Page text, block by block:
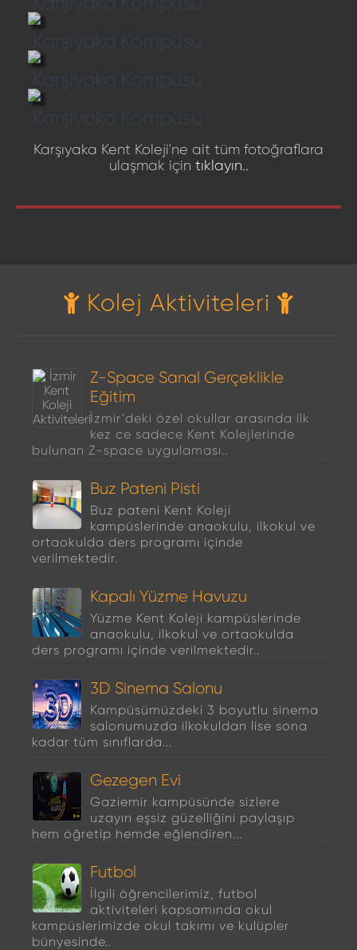
Karşıyaka Kent Koleji'ne ait tüm fotoğraflara
ulaşmak için tıklayın..
Kolej Aktiviteleri
Z-Space Sanal Gerçeklikle
Eğitim
İzmir’deki özel okullar arasında ilk
kez ce sadece Kent Kolejlerinde
bulunan Z-space uygulaması..
Buz Pateni Pisti
Buz pateni Kent Koleji
kampüslerinde anaokulu, ilkokul ve
ortaokulda ders programı içinde
verilmektedir.
Kapalı Yüzme Havuzu
Yüzme Kent Koleji kampüslerinde
anaokulu, ilkokul ve ortaokulda
ders programı içinde verilmektedir..
3D Sinema Salonu
Kampüsümüzdeki 3 boyutlu sinema
salonumuzda ilkokuldan lise sona
kadar tüm sınıflarda...
Gezegen Evi
Gaziemir kampüsünde sizlere
uzayın eşsiz güzelliğini paylaşıp
hem öğretip hemde eğlendiren...
Futbol
İlgili öğrencilerimiz, futbol
aktiviteleri kapsamında okul
kampüslerimizde okul takımı ve kulüpler
bünyesinde..